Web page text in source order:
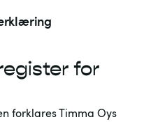
for
forklares Timma Oys